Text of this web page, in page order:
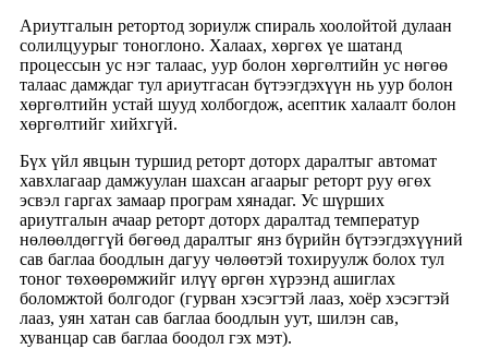
Ариутгалын ретортод зориулж спираль хоолойтой дулаан
солилцуурыг тоноглоно. Халаах, хөргөх үе шатанд
процессын ус нэг талаас, уур болон хөргөлтийн ус нөгөө
талаас дамждаг тул ариутгасан бүтээгдэхүүн нь уур болон
хөргөлтийн устай шууд холбогдож, асептик халаалт болон
хөргөлтийг хийхгүй.
Бүх үйл явцын туршид реторт доторх даралтыг автомат
хавхлагаар дамжуулан шахсан агаарыг реторт руу өгөх
эсвэл гаргах замаар програм хянадаг. Ус шүрших
ариутгалын ачаар реторт доторх даралтад температур
нөлөөлдөггүй бөгөөд даралтыг янз бүрийн бүтээгдэхүүний
сав баглаа боодлын дагуу чөлөөтэй тохируулж болох тул
тоног төхөөрөмжийг илүү өргөн хүрээнд ашиглах
боломжтой болгодог (гурван хэсэгтэй лааз, хоёр хэсэгтэй
лааз, уян хатан сав баглаа боодлын уут, шилэн сав,
хуванцар сав баглаа боодол гэх мэт).